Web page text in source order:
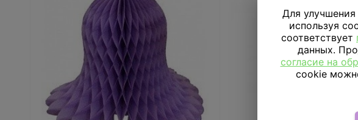
Для
используя
соответствует
данных.
согласие на
cookie